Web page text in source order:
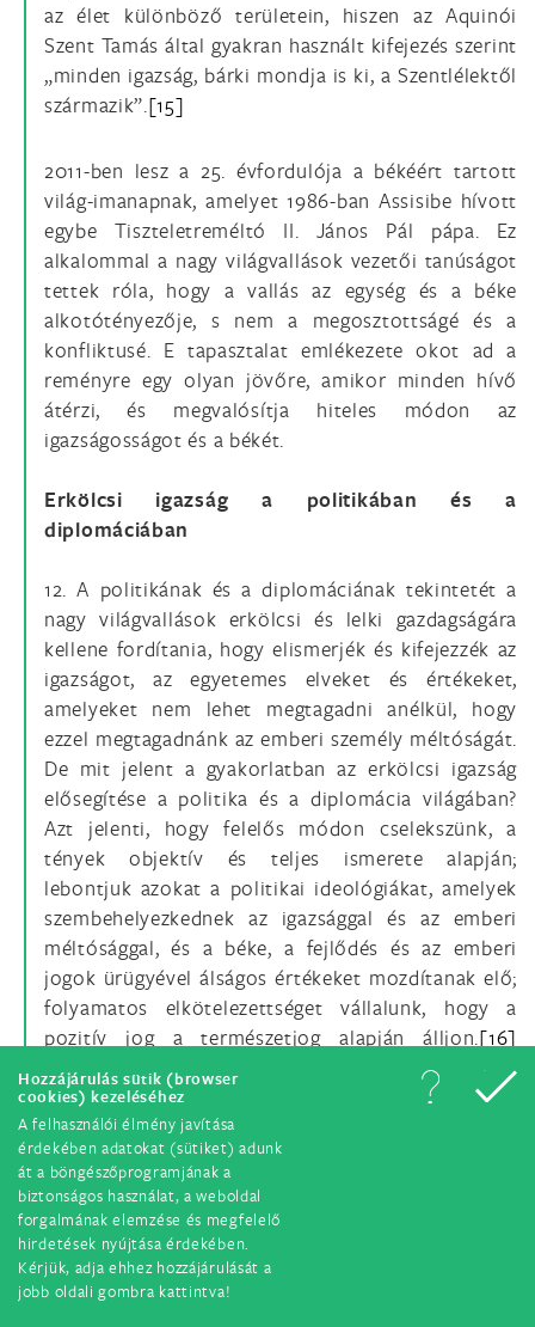
Hozzájárulás sütik (browser
cookies) kezeléséhez
A felhasználói élmény javítása
érdekében adatokat (sütiket) adunk
át a böngészőprogramjának a
biztonságos használat, a weboldal
forgalmának elemzése és megfelelő
hirdetések nyújtása érdekében.
Kérjük, adja ehhez hozzájárulását a
jobb oldali gombra kattintva!
az élet különböző területein, hiszen az Aquinói
Szent Tamás által gyakran használt kifejezés szerint
„minden igazság, bárki mondja is ki, a Szentlélektől
származik”.[15]
2011-ben lesz a 25. évfordulója a békéért tartott
világ-imanapnak, amelyet 1986-ban Assisibe hívott
egybe Tiszteletreméltó II. János Pál pápa. Ez
alkalommal a nagy világvallások vezetői tanúságot
tettek róla, hogy a vallás az egység és a béke
alkotótényezője, s nem a megosztottságé és a
konfliktusé. E tapasztalat emlékezete okot ad a
reményre egy olyan jövőre, amikor minden hívő
átérzi, és megvalósítja hiteles módon az
igazságosságot és a békét.
Erkölcsi igazság a politikában és a
diplomáciában
12. A politikának és a diplomáciának tekintetét a
nagy világvallások erkölcsi és lelki gazdagságára
kellene fordítania, hogy elismerjék és kifejezzék az
igazságot, az egyetemes elveket és értékeket,
amelyeket nem lehet megtagadni anélkül, hogy
ezzel megtagadnánk az emberi személy méltóságát.
De mit jelent a gyakorlatban az erkölcsi igazság
elősegítése a politika és a diplomácia világában?
Azt jelenti, hogy felelős módon cselekszünk, a
tények objektív és teljes ismerete alapján;
lebontjuk azokat a politikai ideológiákat, amelyek
szembehelyezkednek az igazsággal és az emberi
méltósággal, és a béke, a fejlődés és az emberi
jogok ürügyével álságos értékeket mozdítanak elő;
folyamatos elkötelezettséget vállalunk, hogy a
pozitív jog a természetjog alapján álljon.[16]
Mindez szükséges és egybevág az emberi személy
értékének és méltóságának tiszteletben tartásával,
amint ezt megállapította az
Szövetségének Chartája1945-ben, amely felsorolja
az alapvető egyetemes erkölcsi értékeket és
alapelveket a törvények, az intézmények, az emberi
együttélést szabályozó rendszerek szempontjából,
nemzeti és nemzetközi szinten.